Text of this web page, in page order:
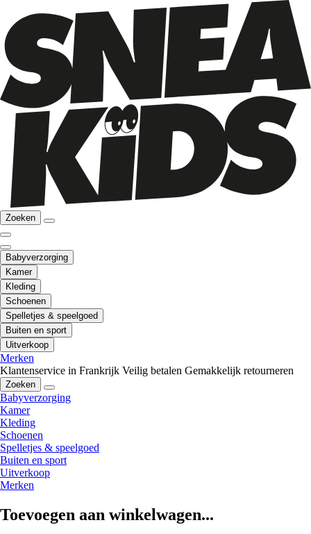
Zoeken
Babyverzorging
Kamer
Kleding
Schoenen
Spelletjes & speelgoed
Buiten en sport
Uitverkoop
Merken
Klantenservice in Frankrijk Veilig betalen Gemakkelijk retourneren
Zoeken
Babyverzorging
Kamer
Kleding
Schoenen
Spelletjes & speelgoed
Buiten en sport
Uitverkoop
Merken
Toevoegen aan winkelwagen...